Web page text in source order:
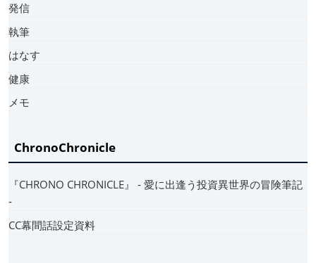
発信
執筆
はなす
健康
メモ
ChronoChronicle
『CHRONO CHRONICLE』 ‐ 愛に出逢う投資異世界の冒険筆記
‐
CC幕間話設定資料